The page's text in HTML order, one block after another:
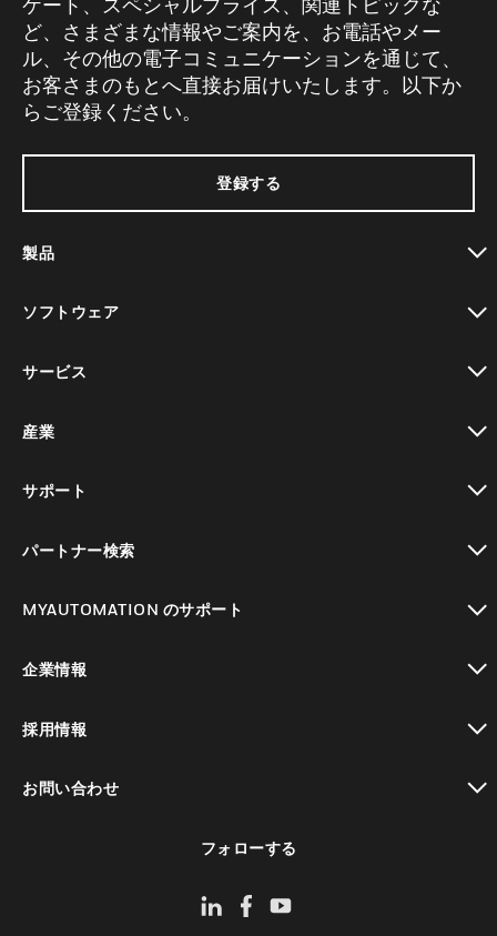
ケート、スペシャルプライス、関連トピックな
ど、さまざまな情報やご案内を、お電話やメー
ル、その他の電子コミュニケーションを通じて、
お客さまのもとへ直接お届けいたします。以下か
らご登録ください。
登録する
製品
ソフトウェア
サービス
産業
サポート
パートナー検索
MYAUTOMATION のサポート
企業情報
採用情報
お問い合わせ
フォローする